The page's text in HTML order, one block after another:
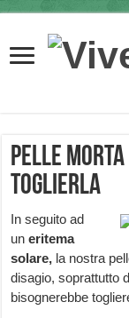
Pelle morta
toglierla
In seguito ad
uneritema
solare, la nostra
disagio, soprattutto
bisognerebbe